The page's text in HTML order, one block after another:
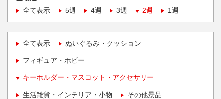
全て表示
5週 4週 3週 2週 1週
全て表示 ぬいぐるみ・クッション
フィギュア・ホビー
キーホルダー・マスコット・アクセサリー
生活雑貨・インテリア・小物 その他景品